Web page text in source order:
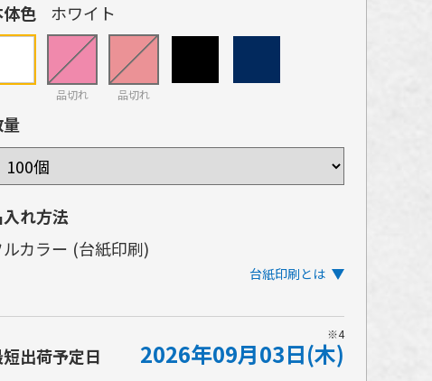
色 ホワイト
品切れ 品切れ
れ方法
ルカラー (台紙印刷)
台紙印刷とは
ムに使用する台紙へ印刷を施す方法です。
※4
出荷予定日 2026年09月03日(木)